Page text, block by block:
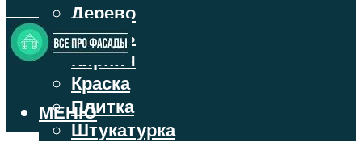
Дерево
Камень
Кирпич
Краска
Плитка
Штукатурка
МЕНЮ